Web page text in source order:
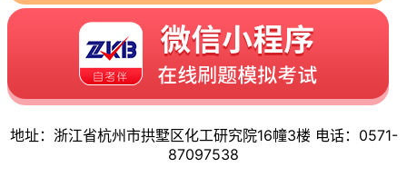
地址：浙江省杭州市拱墅区化工研究院16幢3楼 电话：0571-
87097538